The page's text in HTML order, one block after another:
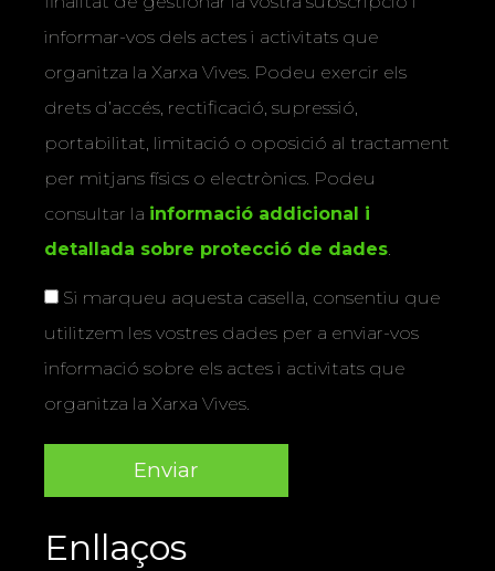
informar-vos dels actes i activitats que
organitza la Xarxa Vives. Podeu exercir els
drets d’accés, rectificació, supressió,
portabilitat, limitació o oposició al tractament
per mitjans físics o electrònics. Podeu
consultar la informació addicional i
detallada sobre protecció de dades.
Si marqueu aquesta casella, consentiu que
utilitzem les vostres dades per a enviar-vos
informació sobre els actes i activitats que
organitza la Xarxa Vives.
Enllaços